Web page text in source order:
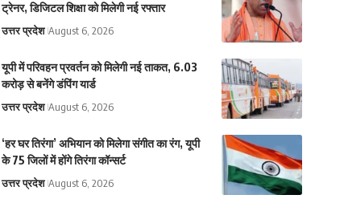
ट्रेनर, डिजिटल शिक्षा को मिलेगी नई रफ्तार
उत्तर प्रदेश August 6, 2026
यूपी में परिवहन प्रवर्तन को मिलेगी नई ताकत, 6.03
करोड़ से बनेंगे डंपिंग यार्ड
उत्तर प्रदेश August 6, 2026
‘हर घर तिरंगा’ अभियान को मिलेगा संगीत का रंग, यूपी
के 75 जिलों में होंगे तिरंगा कॉन्सर्ट
उत्तर प्रदेश August 6, 2026